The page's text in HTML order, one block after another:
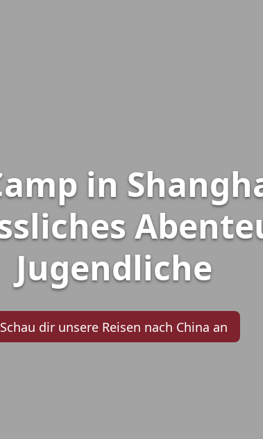
in
Jugendliche
Schau dir unsere Reisen nach China an